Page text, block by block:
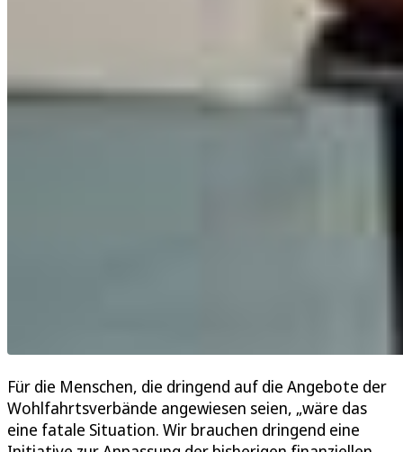
Für die Menschen, die dringend auf die Angebote der
Wohlfahrtsverbände angewiesen seien, „wäre das
eine fatale Situation. Wir brauchen dringend eine